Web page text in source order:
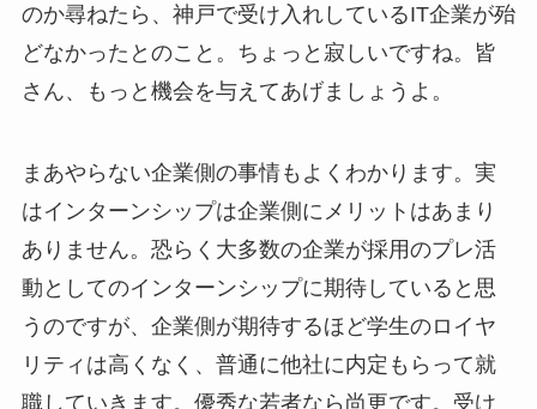
のか尋ねたら、神戸で受け入れしているIT企業が殆
どなかったとのこと。ちょっと寂しいですね。皆
さん、もっと機会を与えてあげましょうよ。
まあやらない企業側の事情もよくわかります。実
はインターンシップは企業側にメリットはあまり
ありません。恐らく大多数の企業が採用のプレ活
動としてのインターンシップに期待していると思
うのですが、企業側が期待するほど学生のロイヤ
リティは高くなく、普通に他社に内定もらって就
職していきます。優秀な若者なら尚更です。受け